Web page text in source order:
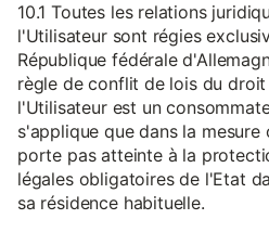
10.1 Toutes les relations
l'Utilisateur sont régies
République fédérale
règle de conflit de lois du
l'Utilisateur est un
s'applique que dans la
porte pas atteinte à la
légales obligatoires de l'Etat
sa résidence habituelle.